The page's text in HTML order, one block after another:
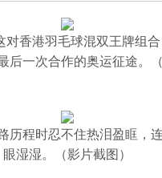
香港羽毛球混双王牌组
后一次合作的奥运征途。
历程时忍不住热泪盈眶，
眼湿湿。（影片截图）